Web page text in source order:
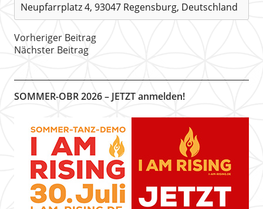
Neupfarrplatz 4, 93047 Regensburg, Deutschland
Vorheriger Beitrag
Nächster Beitrag
SOMMER-OBR 2026 – JETZT anmelden!